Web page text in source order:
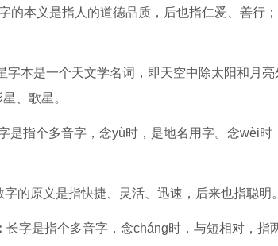
的本义是指人的道德品质，后也指仁爱、善行
字本是一个天文学名词，即天空中除太阳和月亮
、歌星。
是指个多音字，念yù时，是地名用字。念wèi时
字的原义是指快捷、灵活、迅速，后来也指聪明。
长字是指个多音字，念cháng时，与短相对，指